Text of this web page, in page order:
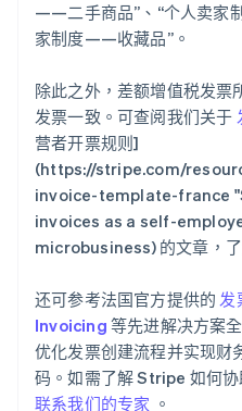
——二手商品”、“个人卖家
家制度——收藏品”。
除此之外，差额增值税发票
发票一致。可查阅我们关于
营者开票规则]
(https://stripe.com/
invoice-template-france
invoices as a self-
microbusiness) 的文章，
还可参考法国官方提供的发
Invoicing 等先进解决方案
优化发票创建流程并实现财
码。如需了解 Stripe 如何
联系我们的专家 。
阿联酋
English
爱尔兰
English
English
奥地利
DeutschEnglish
澳大利亚
English
巴西